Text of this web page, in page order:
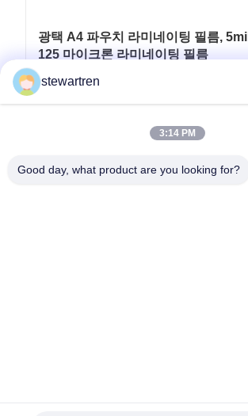
광택 A4 파우치 라미네이팅 필름, 5mil
125 마이크론 라미네이팅 필름
stewartren
3:14 PM
Good day, what product are you looking for?